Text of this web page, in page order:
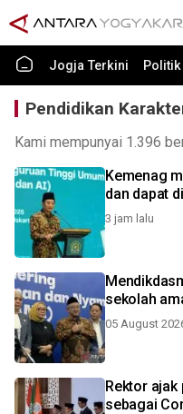
Jogja Terkini Politik
Pendidikan
Kami mempunyai 1.396
Kemenag
dan dapat
3 jam lalu
sekolah
05 August
Rektor ajak
sebagai